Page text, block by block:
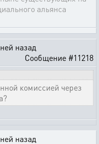
альянса
назад
Сообщение #11218
комиссией через
назад